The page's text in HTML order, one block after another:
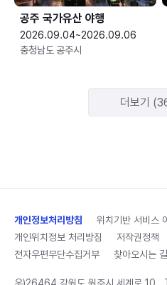
공주 국가유산 야행
2026.09.04~2026.09.06
충청남도 공주시
더보기
개인정보처리방침
위치기반 서비스
개인위치정보 처리방침
저작권정책
전자우편무단수집거부
찾아오시는 길